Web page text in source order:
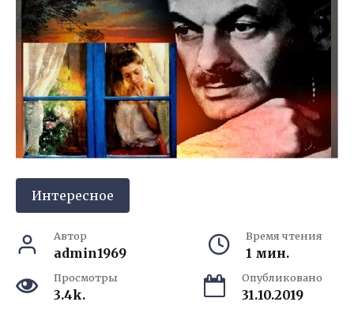
Интересное
Автор
admin1969
Время чтения
1 мин.
Просмотры
3.4k.
Опубликовано
31.10.2019